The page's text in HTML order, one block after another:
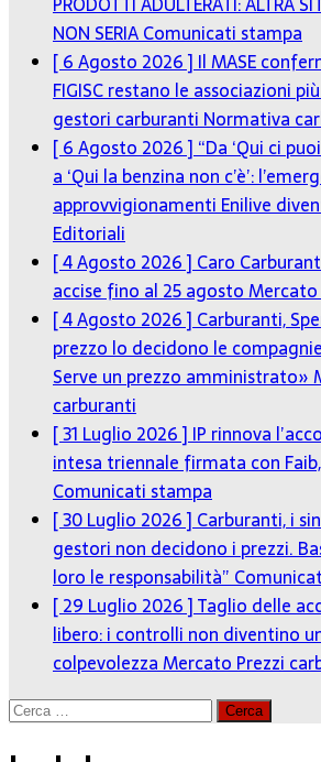
NON SERIAComunicati stampa
[ 6 Agosto 2026 ] Il MASE
FIGISC restano le associazioni
gestori carburanti Normativa
[ 6 Agosto 2026 ] “Da ‘Qui ci
a ‘Qui la benzina non c’è’:
approvvigionamenti Enilive
Editoriali
[ 4 Agosto 2026 ] Caro
accise fino al 25 agostoMercato
[ 4 Agosto 2026 ] Carburanti,
prezzo lo decidono le
Serve un prezzo amministrato»
carburanti
[ 31 Luglio 2026 ] IP rinnova
intesa triennale firmata con
Comunicati stampa
[ 30 Luglio 2026 ] Carburanti, i
gestori non decidono i prezzi.
loro le responsabilità”
[ 29 Luglio 2026 ]Taglio delle
libero: i controlli non diventino
colpevolezzaMercato Prezzi
Ricerca